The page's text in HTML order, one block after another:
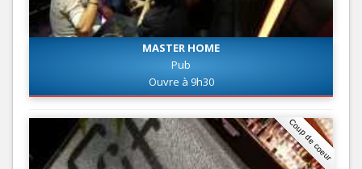
MASTER HOME
Pub
Ouvre à 9h30
Coup de coeur